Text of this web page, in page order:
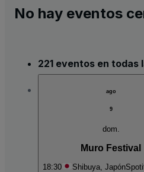
No hay eventos
221 eventos en todas
ago
9
dom.
Muro Festival
18:30 Shibuya, Japón